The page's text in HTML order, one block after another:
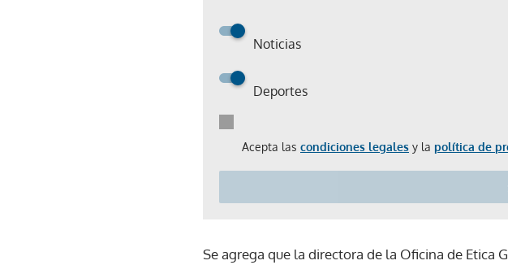
Noticias
Deportes
Acepta las condiciones legales y la política de
Se agrega que la directora de la Oficina de Etica